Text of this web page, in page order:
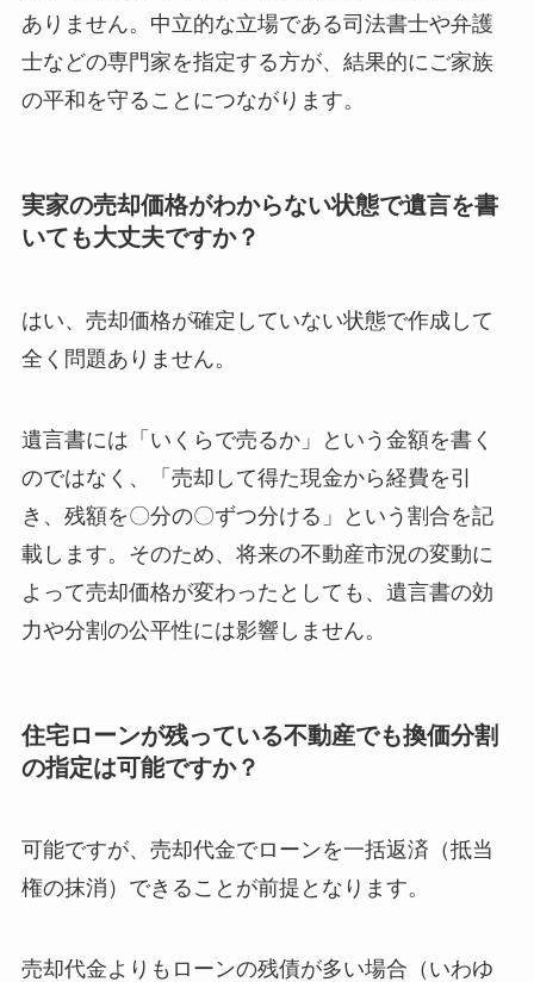
ありません。中立的な立場である司法書士や弁護
士などの専門家を指定する方が、結果的にご家族
の平和を守ることにつながります。
実家の売却価格がわからない状態で遺言を書
いても大丈夫ですか？
はい、売却価格が確定していない状態で作成して
全く問題ありません。
遺言書には「いくらで売るか」という金額を書く
のではなく、「売却して得た現金から経費を引
き、残額を〇分の〇ずつ分ける」という割合を記
載します。そのため、将来の不動産市況の変動に
よって売却価格が変わったとしても、遺言書の効
力や分割の公平性には影響しません。
住宅ローンが残っている不動産でも換価分割
の指定は可能ですか？
可能ですが、売却代金でローンを一括返済（抵当
権の抹消）できることが前提となります。
売却代金よりもローンの残債が多い場合（いわゆ